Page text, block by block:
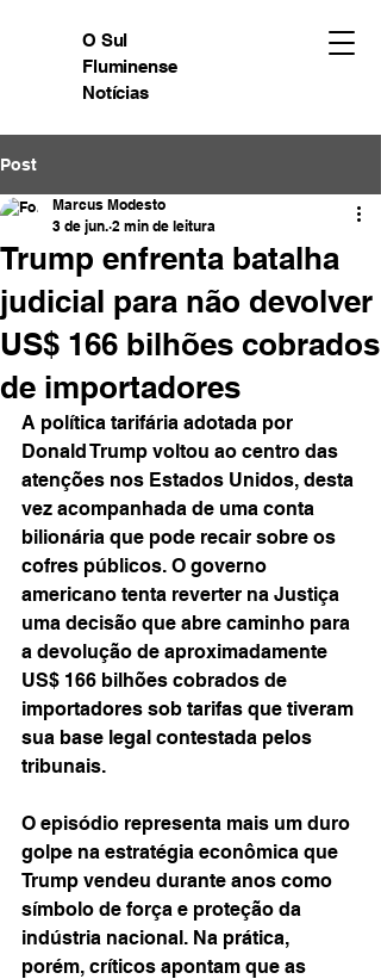
O Sul
Fluminense
Notícias
Post
Trump enfrenta batalha
judicial para não devolver
US$ 166 bilhões cobrados
de importadores
Marcus Modesto
3 de jun. 2 min de leitura
A política tarifária adotada por
Donald Trump voltou ao centro das
atenções nos Estados Unidos, desta
vez acompanhada de uma conta
bilionária que pode recair sobre os
cofres públicos. O governo
americano tenta reverter na Justiça
uma decisão que abre caminho para
a devolução de aproximadamente
US$ 166 bilhões cobrados de
importadores sob tarifas que tiveram
sua base legal contestada pelos
tribunais.
O episódio representa mais um duro
golpe na estratégia econômica que
Trump vendeu durante anos como
símbolo de força e proteção da
indústria nacional. Na prática,
porém, críticos apontam que as